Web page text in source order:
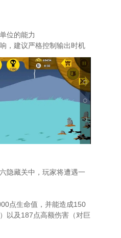
位的能力
，建议严格控制输出时机
隐藏关中，玩家将遭遇一
点生命值，并能造成150
以及187点高额伤害（对巨